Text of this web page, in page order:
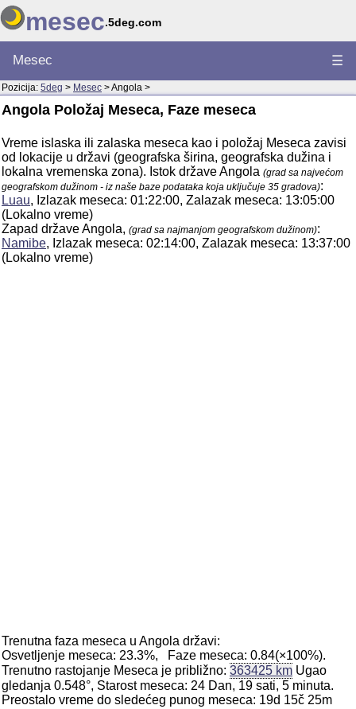
mesec.5deg.com
Mesec ☰
Pozicija: 5deg > Mesec > Angola >
Angola Položaj Meseca, Faze meseca
Vreme islaska ili zalaska meseca kao i položaj Meseca zavisi
od lokacije u državi (geografska širina, geografska dužina i
lokalna vremenska zona). Istok države Angola (grad sa najvećom
geografskom dužinom - iz naše baze podataka koja uključuje 35 gradova):
Luau, Izlazak meseca: 01:22:00, Zalazak meseca: 13:05:00
(Lokalno vreme)
Zapad države Angola, (grad sa najmanjom geografskom dužinom):
Namibe, Izlazak meseca: 02:14:00, Zalazak meseca: 13:37:00
(Lokalno vreme)
Trenutna faza meseca u Angola državi:
Osvetljenje meseca: 23.3%, Faze meseca: 0.84(×100%).
Trenutno rastojanje Meseca je približno: 363425 km Ugao
gledanja 0.548°, Starost meseca: 24 Dan, 19 sati, 5 minuta.
Preostalo vreme do sledećeg punog meseca: 19d 15č 25m